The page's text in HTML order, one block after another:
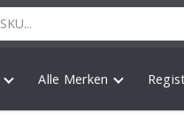
Alle Merken